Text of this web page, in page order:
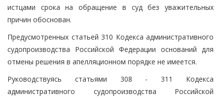
истцами срока на обращение в суд без уважительных
причин обоснован.
Предусмотренных статьей 310 Кодекса административного
судопроизводства Российской Федерации оснований для
отмены решения в апелляционном порядке не имеется.
Руководствуясь статьями 308 - 311 Кодекса
административного судопроизводства Российской